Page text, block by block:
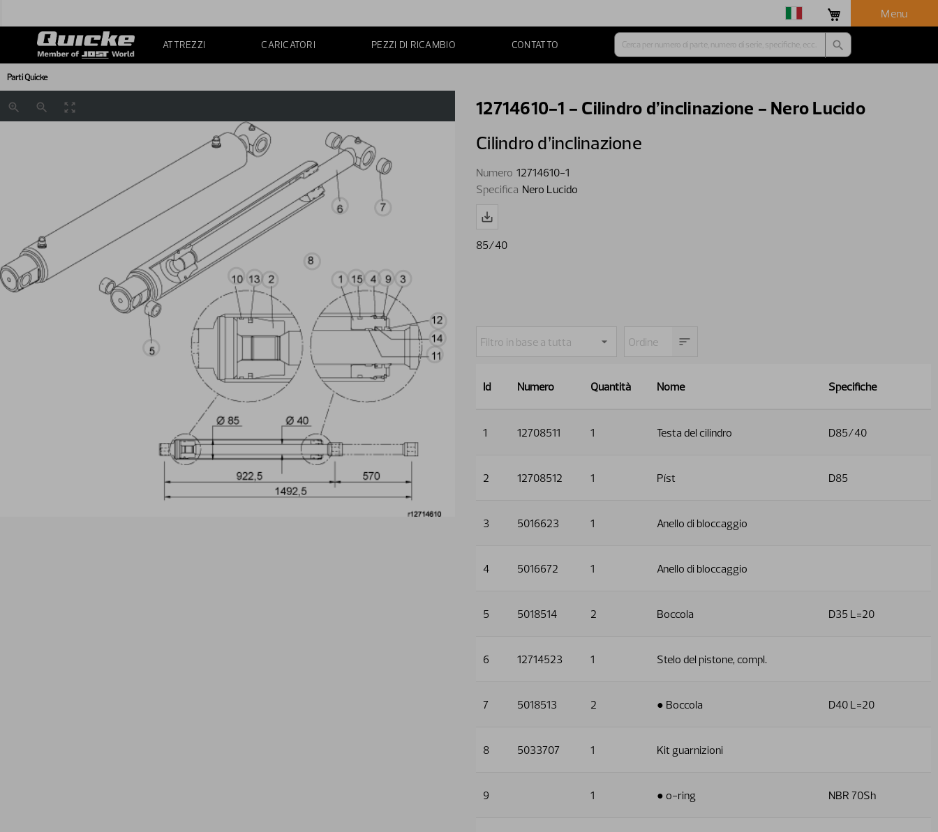
Menu
ATTREZZI CARICATORI PEZZI DI RICAMBIO CONTATTO
Parti Quicke
12714610-1 - Cilindro d’inclinazione - Nero Lucido
Cilindro d’inclinazione
Numero 12714610-1
Specifica Nero Lucido
85/40
Id Numero Quantità Nome Specifiche
1 12708511 1 Testa del cilindro D85/40
2 12708512 1 Píst D85
3 5016623 1 Anello di bloccaggio
4 5016672 1 Anello di bloccaggio
5 5018514 2 Boccola D35 L=20
6 12714523 1 Stelo del pistone, compl.
7 5018513 2 ● Boccola D40 L=20
8 5033707 1 Kit guarnizioni
9 1 ● o-ring NBR 70Sh